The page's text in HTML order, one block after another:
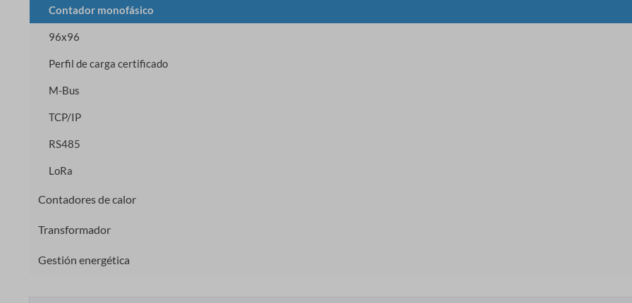
Contador monofásico
96x96
Perfil de carga certificado
M-Bus
TCP/IP
RS485
LoRa
Contadores de calor
Transformador
Gestión energética